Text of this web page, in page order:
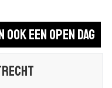
een open dag